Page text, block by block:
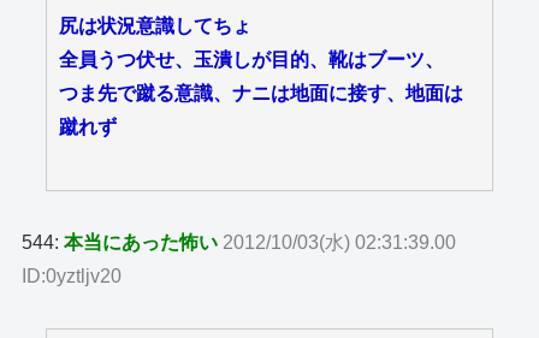
尻は状況意識してちょ
全員うつ伏せ、玉潰しが目的、靴はブーツ、
つま先で蹴る意識、ナニは地面に接す、地面は
蹴れず
544:本当にあった怖い 2012/10/03(水) 02:31:39.00
ID:0yztljv20